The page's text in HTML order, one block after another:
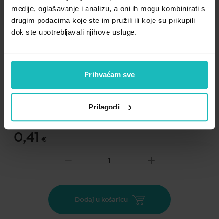
medije, oglašavanje i analizu, a oni ih mogu kombinirati s
drugim podacima koje ste im pružili ili koje su prikupili
dok ste upotrebljavali njihove usluge.
Prihvaćam sve
Prilagodi
Zdravlje muškarca
Zdravlje žene
Minerali
Probiotici i prebiotici
Dodaj na listu želja
Važna obavijest prema Zakonu o zaštiti potrošača.
0,41 €
za skupljanje tekućine ili urina, sterilno
Dodaj u košaricu